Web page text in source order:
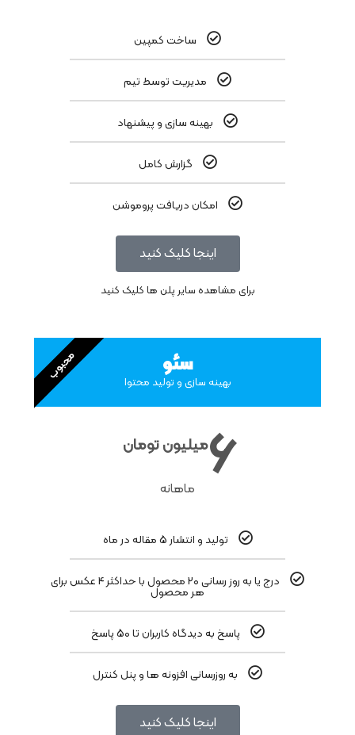
ساخت کمپین
مدیریت توسط تیم
بهینه سازی و پیشنهاد
گزارش کامل
امکان دریافت پروموشن
اینجا کلیک کنید
برای مشاهده سایر پلن ها کلیک کنید
سئو
بهینه سازی و تولید محتوا
میلیون تومان6 ماهانه
تولید و انتشار 5 مقاله در ماه
درج یا به روز رسانی 20 محصول با حداکثر 4 عکس برای
هر محصول
پاسخ به دیدگاه کاربران تا 50 پاسخ
به روزرسانی افزونه ها و پنل کنترل
اینجا کلیک کنید
محبوب